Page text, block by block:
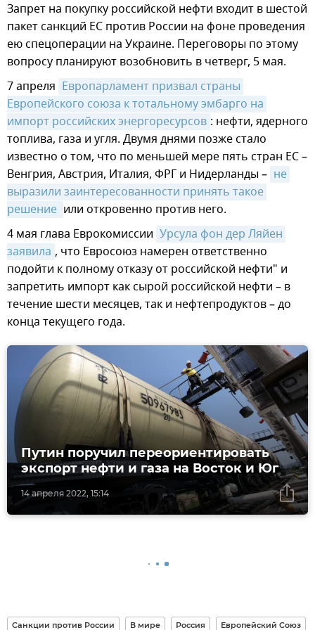
Запрет на покупку российской нефти входит в шестой
пакет санкций ЕС против России на фоне проведения
ею спецоперации на Украине. Переговоры по этому
вопросу планируют возобновить в четверг, 5 мая.
7 апреля Европарламент призвал страны
Европейского союза к тотальному эмбарго на
импорт российских энергоресурсов : нефти, ядерного
топлива, газа и угля. Двумя днями позже стало
известно о том, что по меньшей мере пять стран ЕС –
Венгрия, Австрия, Италия, ФРГ и Нидерланды – не
выразили заинтересованности принять такое
решение или откровенно против него.
4 мая глава Еврокомиссии Урсула фон дер Ляйен
заявила , что Евросоюз намерен ответственно
подойти к полному отказу от российской нефти" и
запретить импорт как сырой российской нефти – в
течение шести месяцев, так и нефтепродуктов – до
конца текущего года.
14 апреля 2022, 15:14
Путин поручил переориентировать
экспорт нефти и газа на Восток и Юг
Санкции против России В мире Россия Европейский Союз